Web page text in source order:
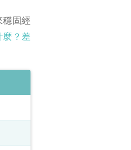
穩固經
麼？差